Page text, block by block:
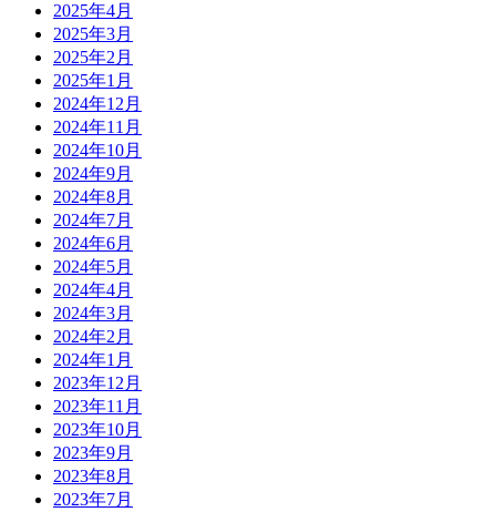
2025年4月
2025年3月
2025年2月
2025年1月
2024年12月
2024年11月
2024年10月
2024年9月
2024年8月
2024年7月
2024年6月
2024年5月
2024年4月
2024年3月
2024年2月
2024年1月
2023年12月
2023年11月
2023年10月
2023年9月
2023年8月
2023年7月